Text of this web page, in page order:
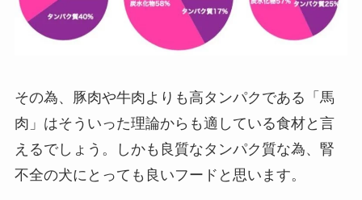
その為、豚肉や牛肉よりも高タンパクである「馬
肉」はそういった理論からも適している食材と言
えるでしょう。しかも良質なタンパク質な為、腎
不全の犬にとっても良いフードと思います。